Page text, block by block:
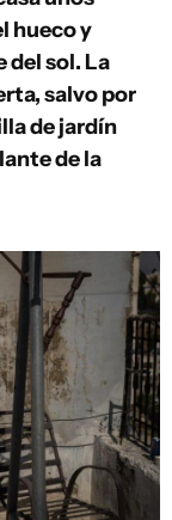
hueco y
del sol. La
salvo por
de jardín
de la